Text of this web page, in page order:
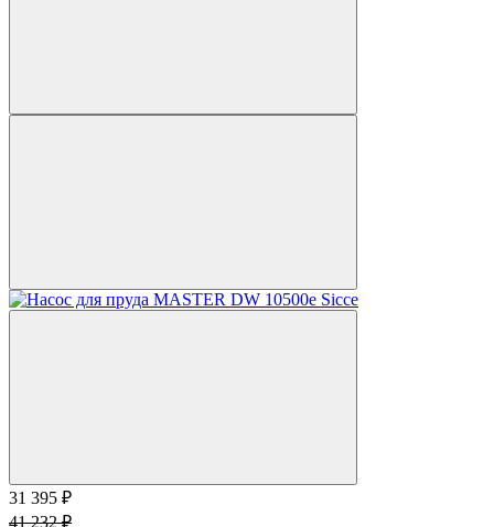
31 395 ₽
41 232 ₽